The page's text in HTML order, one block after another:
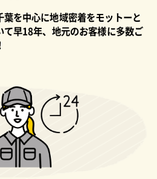
を中心に地域密着をモットーと
て早18年、地元のお客様に多数ご